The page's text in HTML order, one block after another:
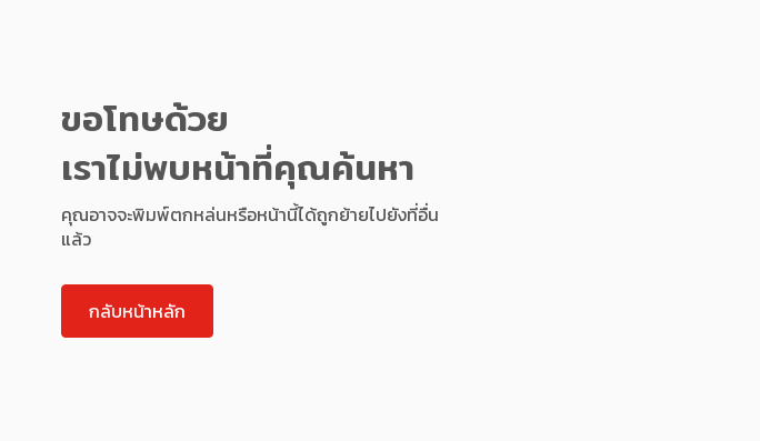
ขอโทษด้วย
เราไม่พบหน้าที่คุณค้นหา
คุณอาจจะพิมพ์ตกหล่นหรือหน้านี้ได้ถูกย้ายไปยังที่อื่น
แล้ว
กลับหน้าหลัก